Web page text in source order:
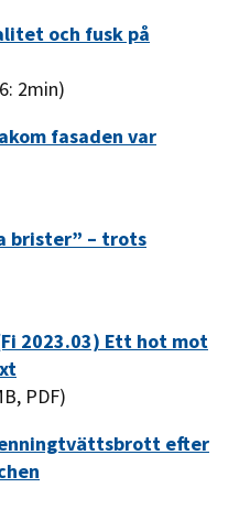
och fusk på
2min)
fasaden var
brister” – trots
2023.03) Ett hot mot
PDF)
efter